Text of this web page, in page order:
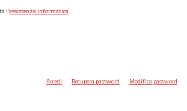
l’assistenza informatica.
Accedi Recupera password Modifica password